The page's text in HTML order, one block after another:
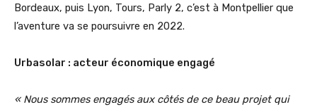
Bordeaux, puis Lyon, Tours, Parly 2, c’est à Montpellier que
l’aventure va se poursuivre en 2022.
Urbasolar : acteur économique engagé
« Nous sommes engagés aux côtés de ce beau projet qui